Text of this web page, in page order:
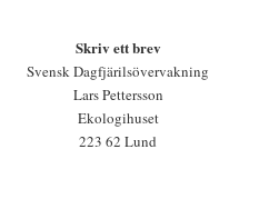
Skriv ett brev
Svensk Dagfjärilsövervakning
Lars Pettersson
Ekologihuset
223 62 Lund